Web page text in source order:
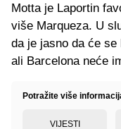
Motta je Laportin
više Marqueza. U
da je jasno da će
ali Barcelona neće
Potražite više
VIJESTI